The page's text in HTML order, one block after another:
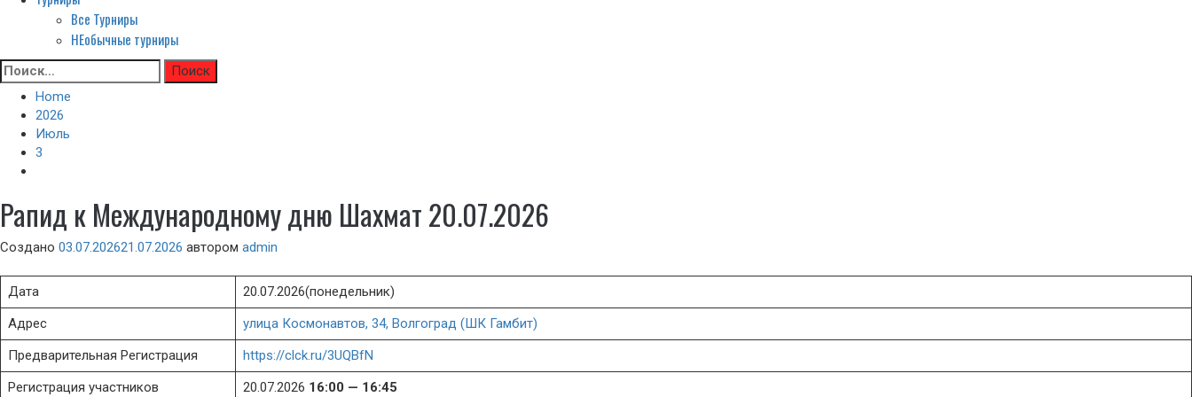
Все Турниры
НЕобычные турниры
Skip
to
content
Найти:
Home
2026
Июль
3
Рапид к Международному дню Шахмат 20.07.2026
Создано 03.07.202621.07.2026 автором admin
Дата
20.07.2026(понедельник)
Адрес
улица Космонавтов, 34, Волгоград (ШК Гамбит)
Предварительная Регистрация
https://clck.ru/3UQBfN
Регистрация участников
20.07.2026 16:00 — 16:45